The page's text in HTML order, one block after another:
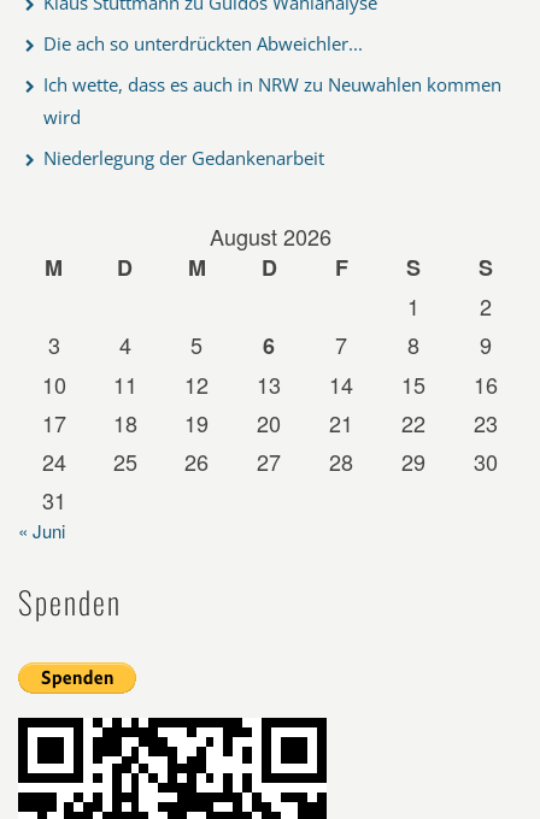
Die ach so unterdrückten Abweichler...
Ich wette, dass es auch in NRW zu Neuwahlen kommen
wird
Niederlegung der Gedankenarbeit
August 2026
M
D M D F S
S
1
2
3
4 5 6 7 8
9
10
11 12 13 14 15
16
17
18 19 20 21 22
23
24
25 26 27 28 29
30
31
« Juni
Spenden